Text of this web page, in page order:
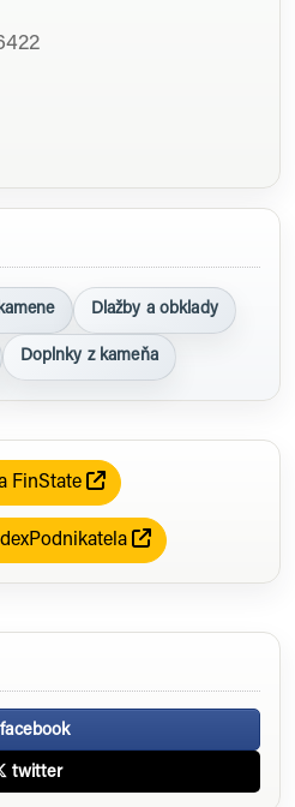
Dlažby a obklady
Doplnky z kameňa
FinState
twitter